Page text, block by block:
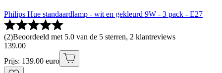
Philips Hue standaardlamp - wit en gekleurd 9W - 3 pack - E27
(2)Beoordeeld met 5.0 van de 5 sterren, 2 klantreviews
139.00
Prijs: 139.00 euro